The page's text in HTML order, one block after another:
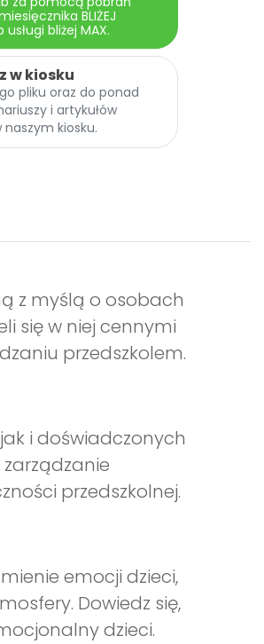
BLIŻEJ
usługi bliżej MAX.
w kiosku
pliku oraz do ponad
i artykułów
kiosku.
z myślą o osobach
się w niej cennymi
przedszkolem.
i doświadczonych
przedszkolnej.
emocji dzieci,
Dowiedz się,
dzieci.